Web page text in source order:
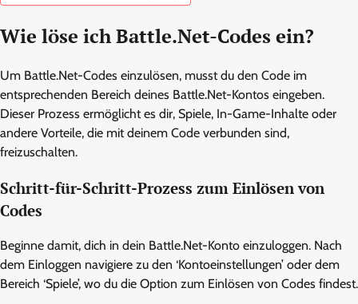
Wie löse ich Battle.Net-Codes ein?
Um Battle.Net-Codes einzulösen, musst du den Code im
entsprechenden Bereich deines Battle.Net-Kontos eingeben.
Dieser Prozess ermöglicht es dir, Spiele, In-Game-Inhalte oder
andere Vorteile, die mit deinem Code verbunden sind,
freizuschalten.
Schritt-für-Schritt-Prozess zum Einlösen von
Codes
Beginne damit, dich in dein Battle.Net-Konto einzuloggen. Nach
dem Einloggen navigiere zu den ‘Kontoeinstellungen’ oder dem
Bereich ‘Spiele’, wo du die Option zum Einlösen von Codes findest.